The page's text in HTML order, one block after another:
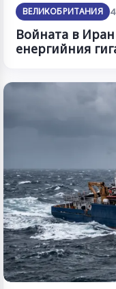
ВЕЛИКОБРИТАНИЯ
Войната в
енергийния